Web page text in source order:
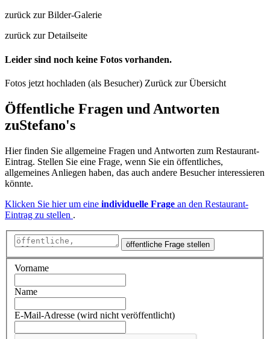
zurück zur Bilder-Galerie
zurück zur Detailseite
Leider sind noch keine Fotos vorhanden.
Fotos jetzt hochladen (als Besucher) Zurück zur Übersicht
Öffentliche Fragen und Antworten
zuStefano's
Hier finden Sie allgemeine Fragen und Antworten zum Restaurant-
Eintrag. Stellen Sie eine Frage, wenn Sie ein öffentliches,
allgemeines Anliegen haben, das auch andere Besucher interessieren
könnte.
Klicken Sie hier um eine individuelle Frage an den Restaurant-
Eintrag zu stellen .
öffentliche Frage stellen
Vorname
Name
E-Mail-Adresse (wird nicht veröffentlicht)